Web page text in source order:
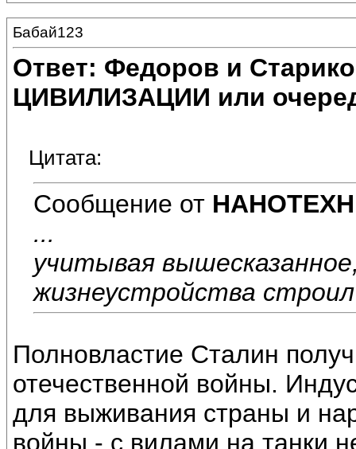
Бабай123
Ответ: Федоров и
ЦИВИЛИЗАЦИИ или
Цитата:
Сообщение от
...
учитывая
жизнеустройства
Полновластие Сталин
отечественной войны.
для выживания страны и
войны - с вилами на танки